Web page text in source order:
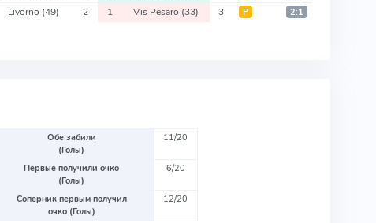
Livorno (49) 2 1 Vis Pesaro (33) 3 Р 2:1
Обе забили
(Голы)
11/20
Первые получили очко
(Голы)
6/20
Соперник первым получил
очко (Голы)
12/20